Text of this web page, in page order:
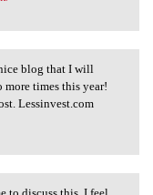
blog that I will
times this year!
Lessinvest.com